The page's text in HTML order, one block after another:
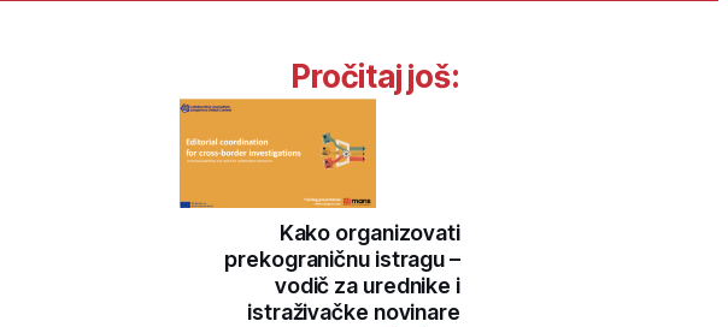
Pročitaj još:
Kako organizovati
prekograničnu istragu –
vodič za urednike i
istraživačke novinare